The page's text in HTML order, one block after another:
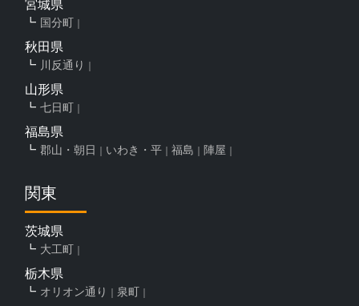
宮城県
国分町
秋田県
川反通り
山形県
七日町
福島県
郡山・朝日 いわき・平 福島 陣屋
関東
茨城県
大工町
栃木県
オリオン通り 泉町